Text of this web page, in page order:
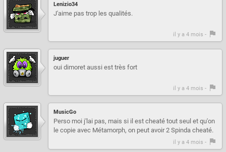
Lenizio34
J'aime pas trop les qualités.
il y a 4 mois -
juguer
oui dimoret aussi est très fort
il y a 4 mois -
MusicGo
Perso moi j'lai pas, mais si il est cheaté tout seul et qu'on
le copie avec Métamorph, on peut avoir 2 Spinda cheaté.
il y a 4 mois -